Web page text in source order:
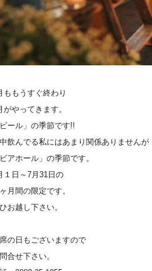
ももうすぐ終わり
がやってきます。
ビール」の季節です!!
飲んでる私にはあまり関係ありませんが
ビアホール」の季節です。
１日～7月31日の
月間の限定です。
お越し下さい。
の日もございますので
合せ下さい。